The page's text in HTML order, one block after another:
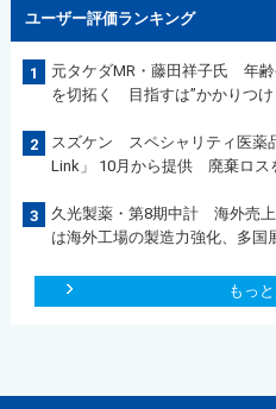
ユーザー評価ランキング
1
元タケダMR・藤田祥子氏 年
を切拓く 目指すは”かかりつけ
2
スズケン スペシャリティ医薬
Link」 10月から提供 廃棄ロス
3
久光製薬・第8期中計 海外売
は海外工場の製造力強化、多国
もっ